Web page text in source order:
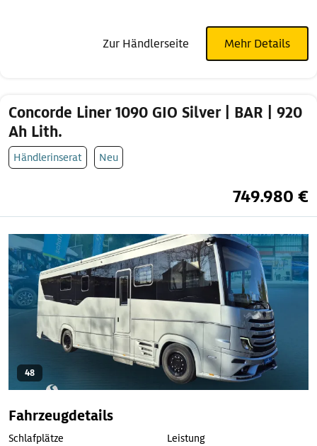
Zur Händlerseite Mehr Details
Concorde Liner 1090 GIO Silver | BAR | 920
Ah Lith.
Händlerinserat Neu
749.980 €
48
Fahrzeugdetails
Schlafplätze Leistung